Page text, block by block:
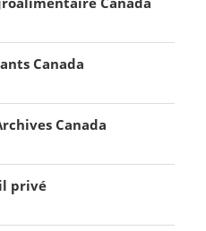
Canada
Canada
privé